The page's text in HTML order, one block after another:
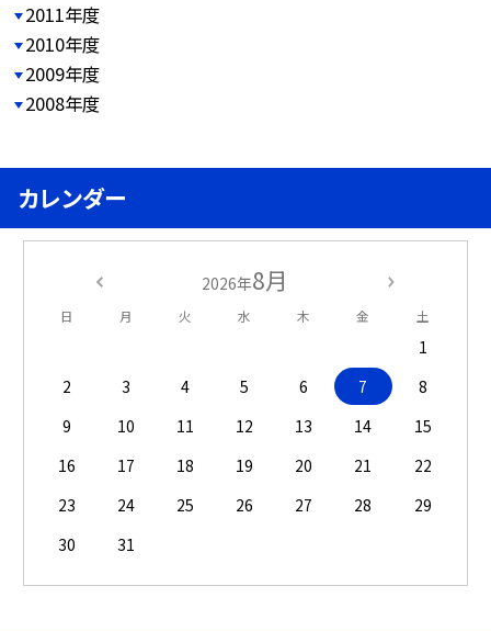
2011年度
2010年度
2009年度
2008年度
カレンダー
2026年8月
日 月 火 水 木 金 土
1
2
3 4 5 6 7
8
9
10 11 12 13 14
15
16
17 18 19 20 21
22
23
24 25 26 27 28
29
30
31